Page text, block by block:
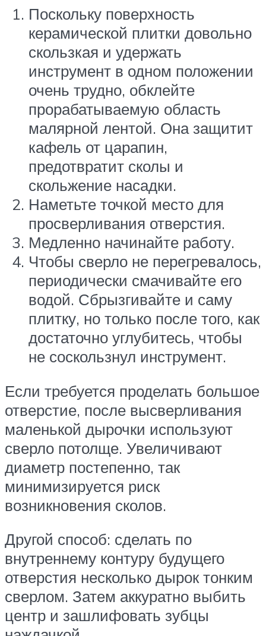
Поскольку поверхность
керамической плитки довольно
скользкая и удержать
инструмент в одном положении
очень трудно, обклейте
прорабатываемую область
малярной лентой. Она защитит
кафель от царапин,
предотвратит сколы и
скольжение насадки.
Наметьте точкой место для
просверливания отверстия.
Медленно начинайте работу.
Чтобы сверло не перегревалось,
периодически смачивайте его
водой. Сбрызгивайте и саму
плитку, но только после того, как
достаточно углубитесь, чтобы
не соскользнул инструмент.
Если требуется проделать большое
отверстие, после высверливания
маленькой дырочки используют
сверло потолще. Увеличивают
диаметр постепенно, так
минимизируется риск
возникновения сколов.
Другой способ: сделать по
внутреннему контуру будущего
отверстия несколько дырок тонким
сверлом. Затем аккуратно выбить
центр и зашлифовать зубцы